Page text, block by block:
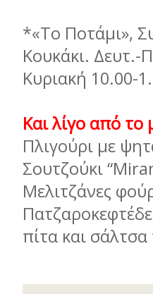
*«Το Ποτάµι»,
Κουκάκι.
Κυριακή 10.00-
Και λίγο από
Πλιγούρι µε
Σουτζούκι
Μελιτζάνες
πίτα και σάλτσα